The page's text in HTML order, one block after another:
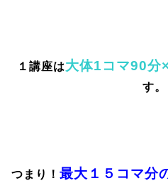
１講座は大体1コマ90分
す。
つまり！最大１５コマ分